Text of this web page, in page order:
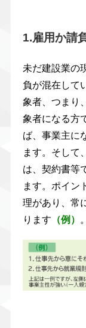
1.雇用か請
未だ建設業の
負が混在して
象者、つまり
象者になる方
ば、事業主に
ます。そして
は、契約書等
ます。ポイン
理があり、常
ります （例） 。